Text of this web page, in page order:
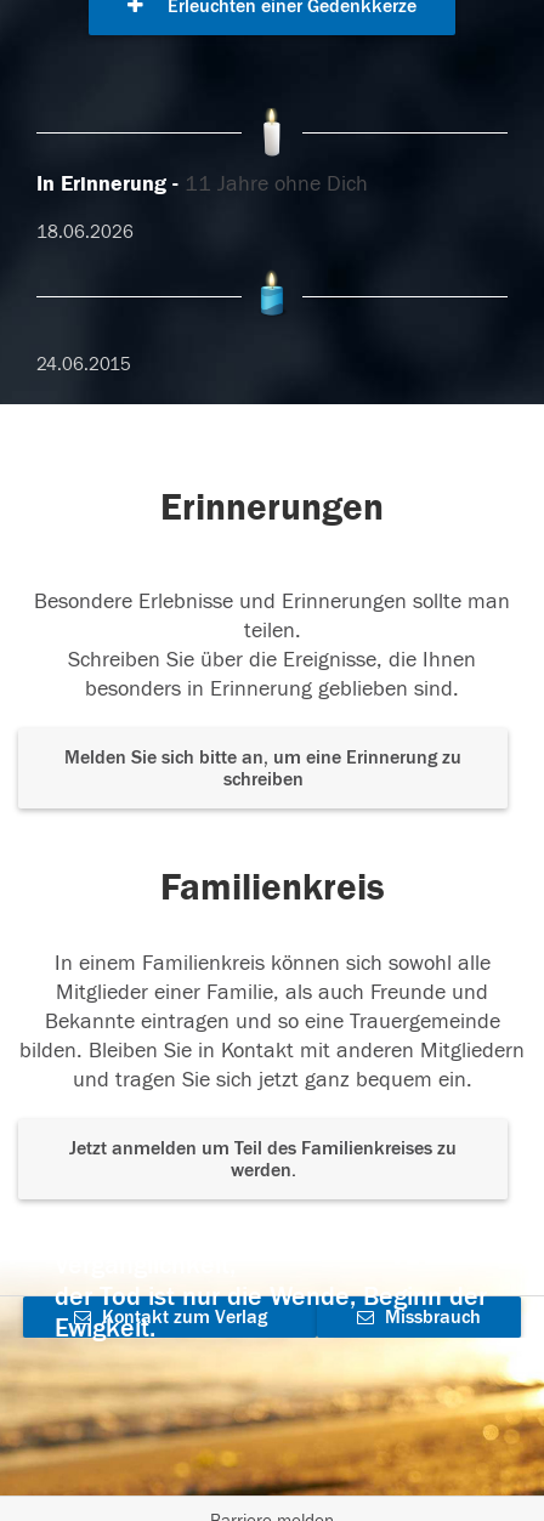
Erleuchten einer Gedenkkerze
In Erinnerung 11 Jahre ohne Dich
18.06.2026
24.06.2015
Erinnerungen
Besondere Erlebnisse und Erinnerungen sollte man
teilen.
Schreiben Sie über die Ereignisse, die Ihnen
besonders in Erinnerung geblieben sind.
Melden Sie sich bitte an, um eine Erinnerung zu
schreiben
Familienkreis
In einem Familienkreis können sich sowohl alle
Mitglieder einer Familie, als auch Freunde und
Bekannte eintragen und so eine Trauergemeinde
bilden. Bleiben Sie in Kontakt mit anderen Mitgliedern
und tragen Sie sich jetzt ganz bequem ein.
Jetzt anmelden um Teil des Familienkreises zu
werden.
der Tod ist nur die Wende, Beginn der
Ewigkeit.
Kontakt zum Verlag
aufnehmen
Missbrauch